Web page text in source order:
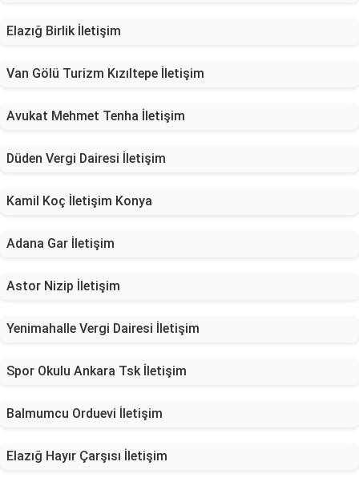
Elazığ Birlik İletişim
Van Gölü Turizm Kızıltepe İletişim
Avukat Mehmet Tenha İletişim
Düden Vergi Dairesi İletişim
Kamil Koç İletişim Konya
Adana Gar İletişim
Astor Nizip İletişim
Yenimahalle Vergi Dairesi İletişim
Spor Okulu Ankara Tsk İletişim
Balmumcu Orduevi İletişim
Elazığ Hayır Çarşısı İletişim